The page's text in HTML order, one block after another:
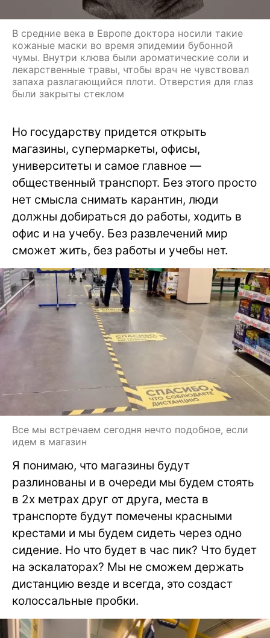
В средние века в Европе доктора носили такие
кожаные маски во время эпидемии бубонной
чумы. Внутри клюва были ароматические соли и
лекарственные травы, чтобы врач не чувствовал
запаха разлагающийся плоти. Отверстия для глаз
были закрыты стеклом
Но государству придется открыть
магазины, супермаркеты, офисы,
университеты и самое главное —
общественный транспорт. Без этого просто
нет смысла снимать карантин, люди
должны добираться до работы, ходить в
офис и на учебу. Без развлечений мир
сможет жить, без работы и учебы нет.
Все мы встречаем сегодня нечто подобное, если
идем в магазин
Я понимаю, что магазины будут
разлинованы и в очереди мы будем стоять
в 2х метрах друг от друга, места в
транспорте будут помечены красными
крестами и мы будем сидеть через одно
сидение. Но что будет в час пик? Что будет
на эскалаторах? Мы не сможем держать
дистанцию везде и всегда, это создаст
колоссальные пробки.